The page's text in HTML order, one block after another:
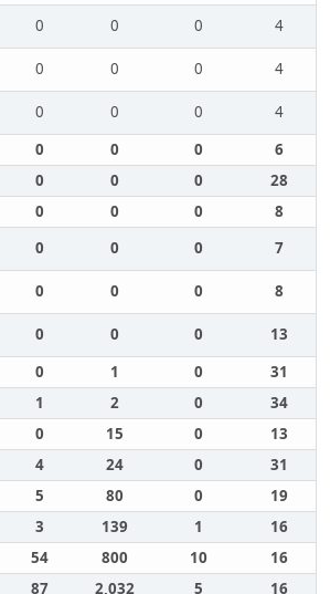
0 0 0
4
0 0 0
4
0 0 0
4
0 0 0
6
0 0 0
28
0 0 0
8
0 0 0
7
0 0 0
8
0 0 0
13
0 1 0
31
1 2 0
34
0 15 0
13
4 24 0
31
5 80 0
19
3 139 1
16
54 800 10
16
87 2,032 5 16